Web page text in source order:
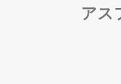
アス